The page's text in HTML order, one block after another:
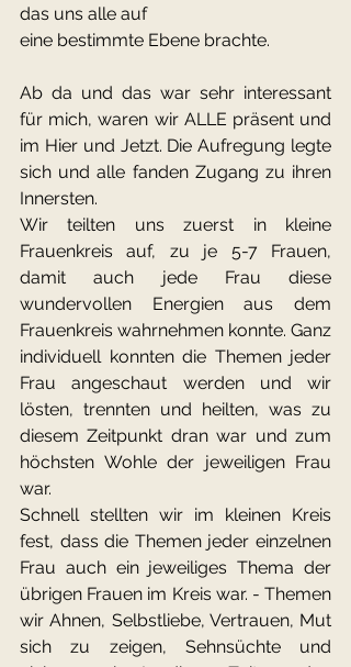
das uns alle auf
eine bestimmte Ebene brachte.
Ab da und das war sehr interessant
für mich, waren wir ALLE präsent und
im Hier und Jetzt. Die Aufregung legte
sich und alle fanden Zugang zu ihren
Innersten.
Wir teilten uns zuerst in kleine
Frauenkreis auf, zu je 5-7 Frauen,
damit auch jede Frau diese
wundervollen Energien aus dem
Frauenkreis wahrnehmen konnte. Ganz
individuell konnten die Themen jeder
Frau angeschaut werden und wir
lösten, trennten und heilten, was zu
diesem Zeitpunkt dran war und zum
höchsten Wohle der jeweiligen Frau
war.
Schnell stellten wir im kleinen Kreis
fest, dass die Themen jeder einzelnen
Frau auch ein jeweiliges Thema der
übrigen Frauen im Kreis war. - Themen
wir Ahnen, Selbstliebe, Vertrauen, Mut
sich zu zeigen, Sehnsüchte und